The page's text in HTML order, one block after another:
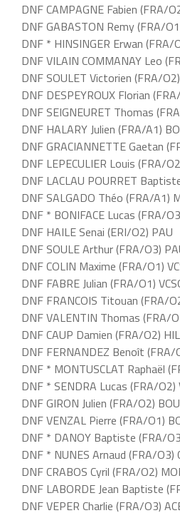
DNF CAMPAGNE Fabien (FRA/
DNF GABASTON Remy (FRA/
DNF * HINSINGER Erwan (FRA/
DNF VILAIN COMMANAY Leo
DNF SOULET Victorien (FRA/
DNF DESPEYROUX Florian
DNF SEIGNEURET Thomas
DNF HALARY Julien (FRA/A1)
DNF GRACIANNETTE Gaetan
DNF LEPECULIER Louis (FRA/
DNF LACLAU POURRET
DNF SALGADO Théo (FRA/A1)
DNF * BONIFACE Lucas (FRA/
DNF HAILE Senai (ERI/O2) PAU
DNF SOULE Arthur (FRA/O3)
DNF COLIN Maxime (FRA/O1)
DNF FABRE Julian (FRA/O1)
DNF FRANCOIS Titouan (FRA/
DNF VALENTIN Thomas (FRA/
DNF CAUP Damien (FRA/O2) HIL
DNF FERNANDEZ Benoît (FRA/
DNF * MONTUSCLAT Raphaël
DNF * SENDRA Lucas (FRA/O2)
DNF GIRON Julien (FRA/O2) BOU
DNF VENZAL Pierre (FRA/O1)
DNF * DANOY Baptiste (FRA/
DNF * NUNES Arnaud (FRA/O3)
DNF CRABOS Cyril (FRA/O2)
DNF LABORDE Jean Baptiste
DNF VEPER Charlie (FRA/O3)